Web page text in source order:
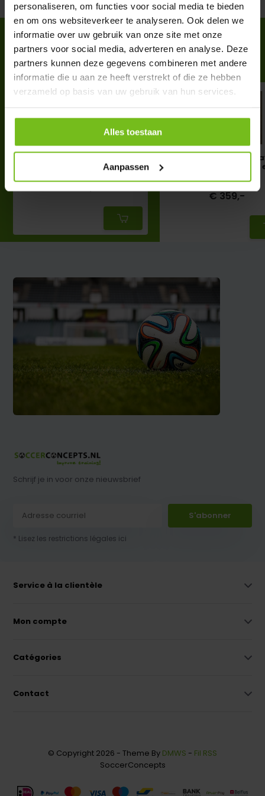
personaliseren, om functies voor social media te bieden
en om ons websiteverkeer te analyseren. Ook delen we
informatie over uw gebruik van onze site met onze
partners voor social media, adverteren en analyse. Deze
partners kunnen deze gegevens combineren met andere
informatie die u aan ze heeft verstrekt of die ze hebben
verzameld op basis van uw gebruik van hun services.
Alles toestaan
Aanpassen
ACCESSOIRES
Complete your purchase
Plaque de base Hall
bord de protection
€ 359,-
Schrijf je in voor onze nieuwsbrief
S'abonner
* Lisez les restrictions légales ici
Service à la clientèle
Mon compte
Catégories
Contact
© Copyright 2026 - Theme By DMWS - Fil RSS
SoccerConcepts